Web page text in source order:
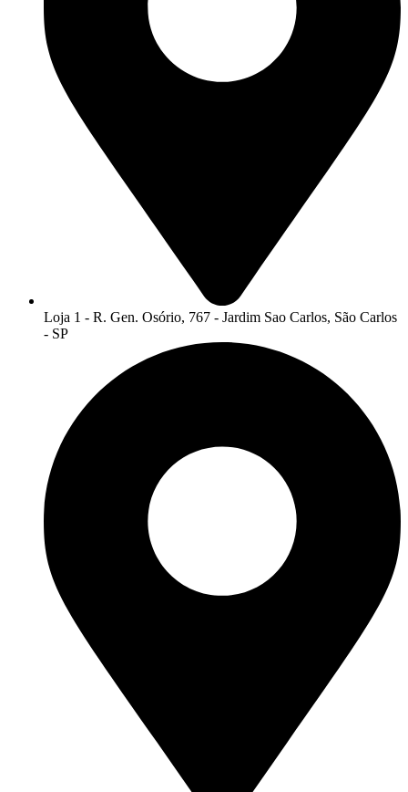
Loja 1 - R. Gen. Osório, 767 - Jardim Sao Carlos, São Carlos
- SP